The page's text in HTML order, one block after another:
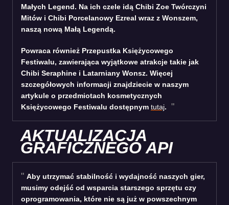
Małych Legend. Na ich czele idą Chibi Zoe Twórczyni
Mitów i Chibi Porcelanowy Ezreal wraz z Wonszem,
naszą nową Małą Legendą.
Powraca również Przepustka Księżycowego
Festiwalu, zawierająca wyjątkowe atrakcje takie jak
Chibi Seraphine i Latarniany Wonsz. Więcej
szczegółowych informacji znajdziecie w naszym
artykule o przedmiotach kosmetycznych
Księżycowego Festiwalu dostępnym tutaj.
AKTUALIZACJA
GRAFICZNEGO API
Aby utrzymać stabilność i wydajność naszych gier,
musimy odejść od wsparcia starszego sprzętu czy
oprogramowania, które nie są już w powszechnym